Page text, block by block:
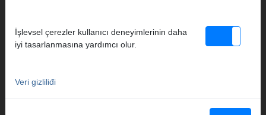
HIZLI DEĞIŞTIRILEBILIR DIŞ AÇMA
KAFALARINA SAHIP, AKÜLÜ DIŞLI KESME
İşlevsel çerezler kullanıcı deneyimlerinin daha
iyi tasarlanmasına yardımcı olur.
Veri gizliliđi